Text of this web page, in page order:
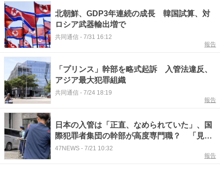
北朝鮮、GDP3年連続の成長 韓国試算、対
ロシア武器輸出増で
共同通信 - 7/31 16:12
報告
「プリンス」幹部を略式起訴 入管法違反、
アジア最大犯罪組織
共同通信 - 7/24 18:19
報告
日本の入管は「正直、なめられていた」、国
際犯罪者集団の幹部が高度専門職？ 「見逃
すわけにはいかない」、警察が執念の捜査で
47NEWS - 7/21 10:32
報告